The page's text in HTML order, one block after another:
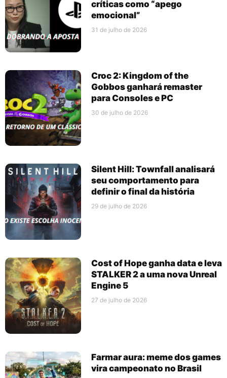
críticas como “apego
emocional”
31 de julho de 2026
Croc 2: Kingdom of the
Gobbos ganhará remaster
para Consoles e PC
30 de julho de 2026
Silent Hill: Townfall analisará
seu comportamento para
definir o final da história
29 de julho de 2026
Cost of Hope ganha data e leva
STALKER 2 a uma nova Unreal
Engine 5
27 de julho de 2026
Farmar aura: meme dos games
vira campeonato no Brasil